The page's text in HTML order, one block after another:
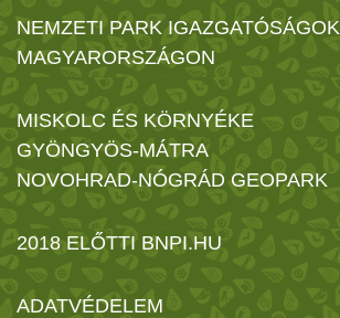
NEMZETI PARK IGAZGATÓSÁGOK
MAGYARORSZÁGON
MISKOLC ÉS KÖRNYÉKE
GYÖNGYÖS-MÁTRA
NOVOHRAD-NÓGRÁD GEOPARK
2018 ELŐTTI BNPI.HU
ADATVÉDELEM